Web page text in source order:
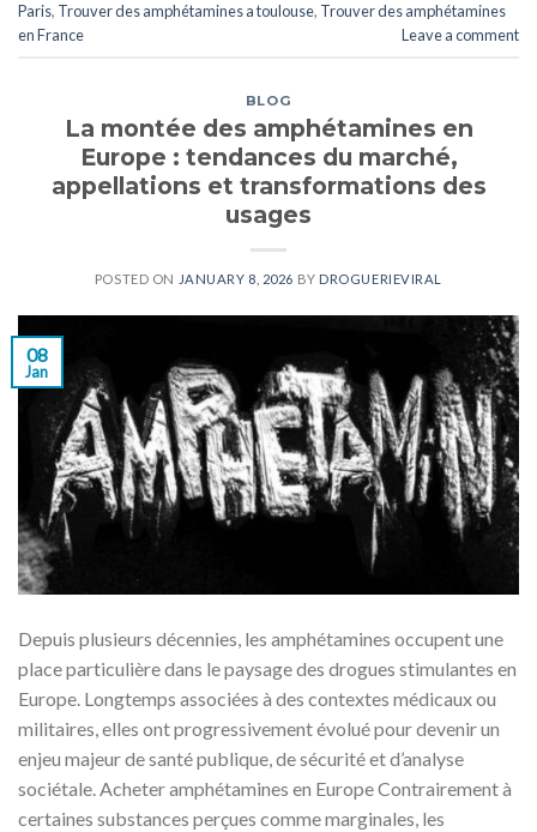
Paris, Trouver des amphétamines a toulouse, Trouver des amphétamines
en France
Leave a comment
BLOG
La montée des amphétamines en
Europe : tendances du marché,
appellations et transformations des
usages
POSTED ON JANUARY 8, 2026 BY DROGUERIEVIRAL
08
Jan
Depuis plusieurs décennies, les amphétamines occupent une
place particulière dans le paysage des drogues stimulantes en
Europe. Longtemps associées à des contextes médicaux ou
militaires, elles ont progressivement évolué pour devenir un
enjeu majeur de santé publique, de sécurité et d’analyse
sociétale. Acheter amphétamines en Europe Contrairement à
certaines substances perçues comme marginales, les